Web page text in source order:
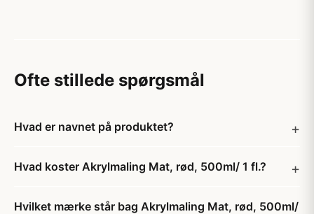
Ofte stillede spørgsmål
Hvad er navnet på produktet?
Hvad koster Akrylmaling Mat, rød, 500ml/ 1 fl.?
Hvilket mærke står bag Akrylmaling Mat, rød, 500ml/